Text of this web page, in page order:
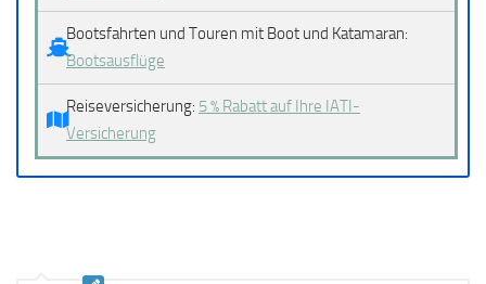
Bootsfahrten und Touren mit Boot und Katamaran:
Bootsausflüge
Reiseversicherung: 5 % Rabatt auf Ihre IATI-
Versicherung